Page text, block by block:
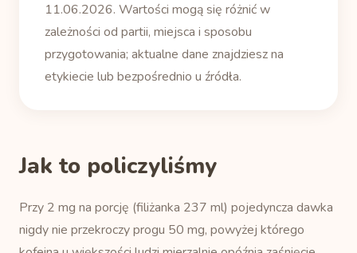
11.06.2026. Wartości mogą się różnić w
zależności od partii, miejsca i sposobu
przygotowania; aktualne dane znajdziesz na
etykiecie lub bezpośrednio u źródła.
Jak to policzyliśmy
Przy 2 mg na porcję (filiżanka 237 ml) pojedyncza dawka
nigdy nie przekroczy progu 50 mg, powyżej którego